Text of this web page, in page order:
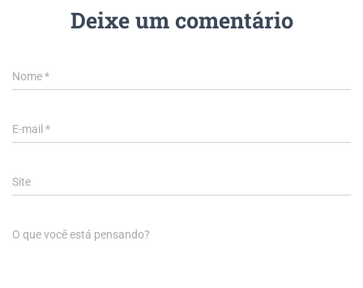
Deixe um comentário
Nome*
E-mail *
Site
O que você está pensando?